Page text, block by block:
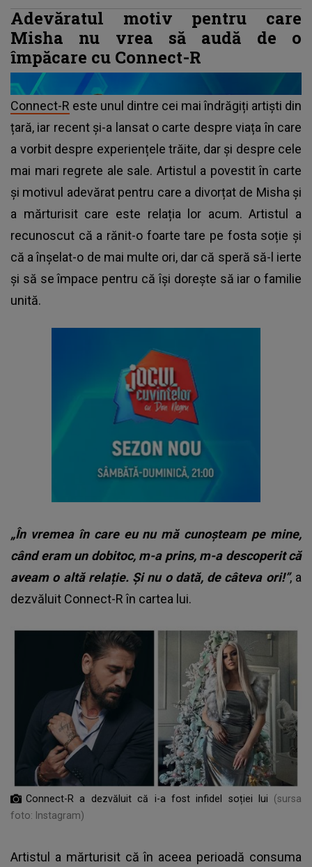
Adevăratul motiv pentru care
Misha nu vrea să audă de o
împăcare cu Connect-R
Connect-R este unul dintre cei mai îndrăgiți artiști din
țară, iar recent și-a lansat o carte despre viața în care
a vorbit despre experiențele trăite, dar și despre cele
mai mari regrete ale sale. Artistul a povestit în carte
și motivul adevărat pentru care a divorțat de Misha și
a mărturisit care este relația lor acum. Artistul a
recunoscut că a rănit-o foarte tare pe fosta soție și
că a înșelat-o de mai multe ori, dar că speră să-l ierte
și să se împace pentru că își dorește să iar o familie
unită.
„În vremea în care eu nu mă cunoșteam pe mine,
când eram un dobitoc, m-a prins, m-a descoperit că
aveam o altă relație. Și nu o dată, de câteva ori!”, a
dezvăluit Connect-R în cartea lui.
Connect-R a dezvăluit că i-a fost infidel soției lui
(sursa
foto: Instagram)
Artistul a mărturisit că în aceea perioadă consuma